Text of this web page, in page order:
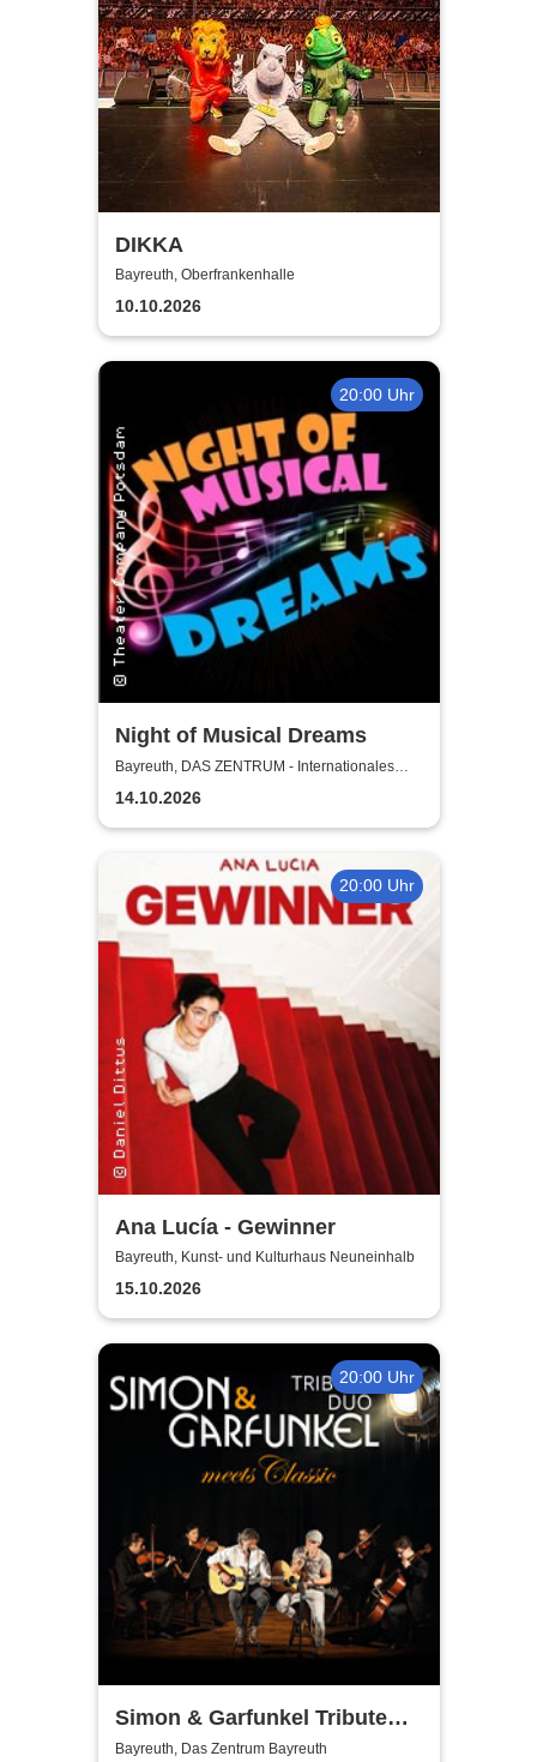
DIKKA
Bayreuth, Oberfrankenhalle
10.10.2026
20:00 Uhr
Night of Musical Dreams
Bayreuth, DAS ZENTRUM - Internationales
Jugendkulturzentrum Bayreuth
14.10.2026
20:00 Uhr
Ana Lucía - Gewinner
Bayreuth, Kunst- und Kulturhaus Neuneinhalb
15.10.2026
20:00 Uhr
Simon & Garfunkel Tribute
meets Classic - Duo
Bayreuth, Das Zentrum Bayreuth